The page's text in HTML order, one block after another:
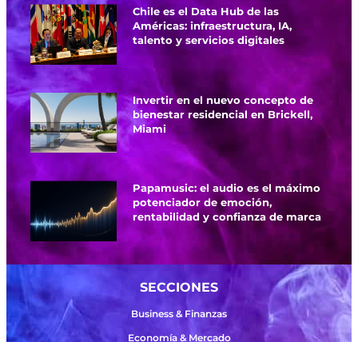
Chile es el Data Hub de las
Américas: infraestructura, IA,
talento y servicios digitales
Invertir en el nuevo concepto de
bienestar residencial en Brickell,
Miami
Papamusic: el audio es el máximo
potenciador de emoción,
rentabilidad y confianza de marca
SECCIONES
Business & Finanzas
Economía & Mercado